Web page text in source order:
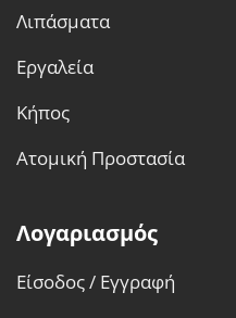
Λιπάσματα
Εργαλεία
Κήπος
Ατομική Προστασία
Λογαριασμός
Είσοδος / Εγγραφή